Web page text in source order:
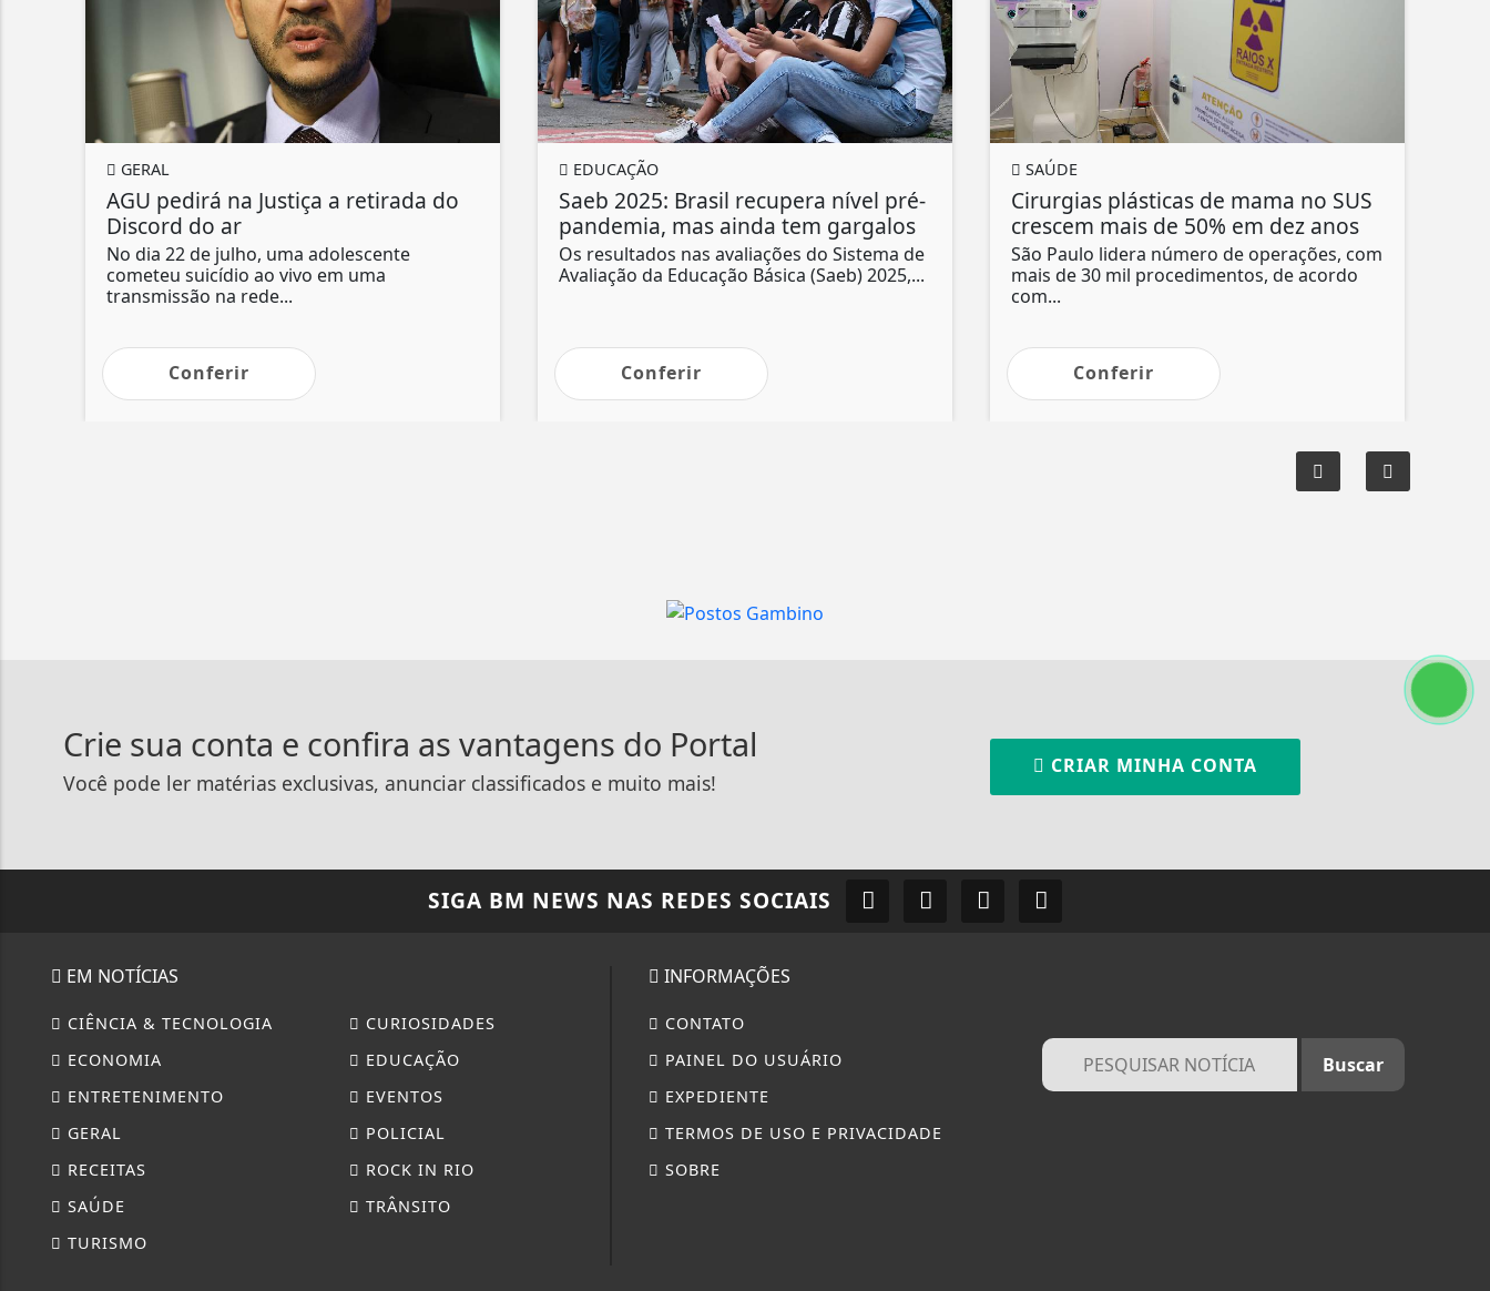
GERAL
AGU pedirá na Justiça a retirada do
Discord do ar
No dia 22 de julho, uma adolescente
cometeu suicídio ao vivo em uma
transmissão na rede...
Conferir
EDUCAÇÃO
Saeb 2025: Brasil recupera nível pré-
pandemia, mas ainda tem gargalos
Os resultados nas avaliações do Sistema de
Avaliação da Educação Básica (Saeb) 2025,...
Conferir
SAÚDE
Cirurgias plásticas de mama no SUS
crescem mais de 50% em dez anos
São Paulo lidera número de operações, com
mais de 30 mil procedimentos, de acordo
com...
Conferir
Crie sua conta e confira as vantagens do Portal
Você pode ler matérias exclusivas, anunciar classificados e muito mais!
CRIAR MINHA CONTA
SIGA BM NEWS NAS REDES SOCIAIS
EM NOTÍCIAS
CIÊNCIA & TECNOLOGIA
CURIOSIDADES
ECONOMIA
EDUCAÇÃO
ENTRETENIMENTO
EVENTOS
GERAL
POLICIAL
RECEITAS
ROCK IN RIO
SAÚDE
TRÂNSITO
TURISMO
INFORMAÇÕES
CONTATO
PAINEL DO USUÁRIO
EXPEDIENTE
TERMOS DE USO E PRIVACIDADE
SOBRE